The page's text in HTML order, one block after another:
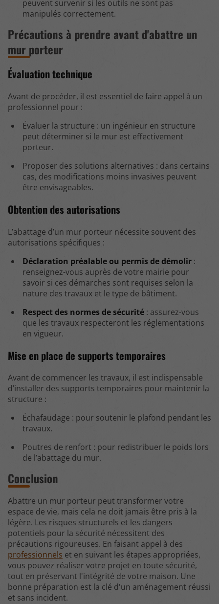
peuvent survenir si les outils ne sont pas
manipulés correctement.
Précautions à prendre avant d'abattre un
mur porteur
Évaluation technique
Avant de procéder, il est essentiel de faire appel à un
professionnel pour :
Évaluer la structure : un ingénieur en structure
peut déterminer si le mur est effectivement
porteur.
Proposer des solutions alternatives : dans certains
cas, des modifications moins invasives peuvent
être envisageables.
Obtention des autorisations
L’abattage d’un mur porteur nécessite souvent des
autorisations spécifiques :
Déclaration préalable ou permis de démolir:
renseignez-vous auprès de votre mairie pour
savoir si ces démarches sont requises selon la
nature des travaux et le type de bâtiment.
Respect des normes de sécurité: assurez-vous
que les travaux respecteront les réglementations
en vigueur.
Mise en place de supports temporaires
Avant de commencer les travaux, il est indispensable
d’installer des supports temporaires pour maintenir la
structure :
Échafaudage : pour soutenir le plafond pendant les
travaux.
Poutres de renfort : pour redistribuer le poids lors
de l’abattage du mur.
Conclusion
Abattre un mur porteur peut transformer votre
espace de vie, mais cela ne doit jamais être pris à la
légère. Les risques structurels et les dangers
potentiels pour la sécurité nécessitent des
précautions rigoureuses. En faisant appel à des
professionnels et en suivant les étapes appropriées,
vous pouvez réaliser votre projet en toute sécurité,
tout en préservant l'intégrité de votre maison. Une
bonne préparation est la clé d'un aménagement réussi
et sans incident.